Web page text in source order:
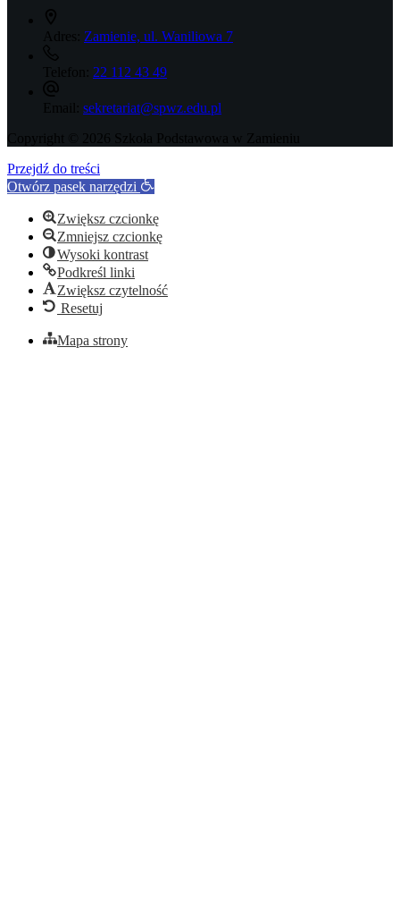
Adres: Zamienie, ul. Waniliowa 7
Telefon: 22 112 43 49
Email: sekretariat@spwz.edu.pl
Copyright © 2026 Szkoła Podstawowa w Zamieniu
Przejdź do treści
Otwórz pasek narzędzi
Zwiększ czcionkę
Zmniejsz czcionkę
Wysoki kontrast
Podkreśl linki
Zwiększ czytelność
Resetuj
Mapa strony